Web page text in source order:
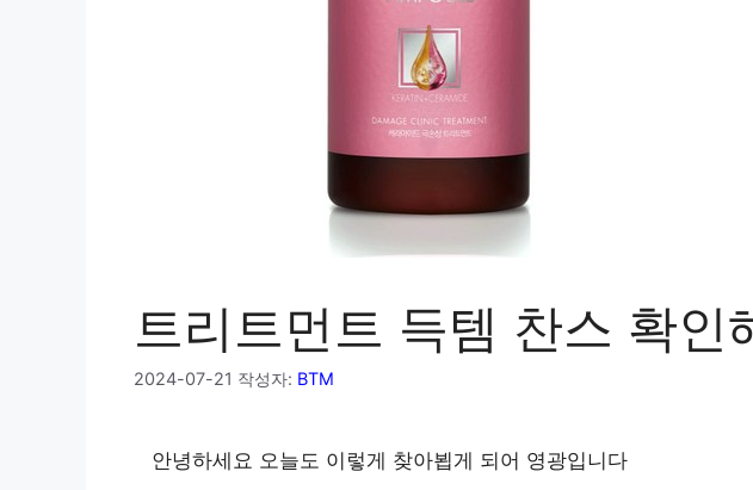
트리트먼트 득템 찬스 확인
2024-07-21 작성자: BTM
안녕하세요 오늘도 이렇게 찾아뵙게 되어 영광입니다